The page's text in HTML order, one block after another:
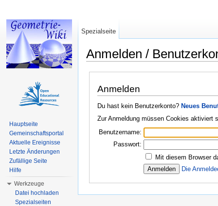
Anmelden /
Anmelden
Du hast kein Benutzerkonto? Neues
Zur Anmeldung müssen Cookies aktiviert
Benutzername:
Passwort:
Mit diesem Browser
Die
Spezialseite
Hauptseite
Gemeinschaftsportal
Aktuelle Ereignisse
Letzte Änderungen
Zufällige Seite
Hilfe
Werkzeuge
Datei hochladen
Spezialseiten